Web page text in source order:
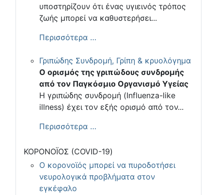
υποστηρίζουν ότι ένας υγιεινός τρόπος
ζωής μπορεί να καθυστερήσει...
Περισσότερα …
Γριπώδης Συνδρομή, Γρίπη & κρυολόγημα
Ο ορισμός της γριπώδους συνδρομής
από τον Παγκόσμιο Οργανισμό Υγείας
Η γριπώδης συνδρομή (Influenza-like
illness) έχει τον εξής ορισμό από τον...
Περισσότερα …
ΚΟΡΟΝΟΪΟΣ (COVID-19)
Ο κορονοϊός μπορεί να πυροδοτήσει
νευρολογικά προβλήματα στον
εγκέφαλο